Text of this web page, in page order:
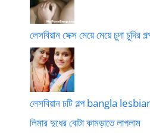
লেসবিয়ান সেক্স মেয়ে মেয়ে চুদা চুদির
লেসবিয়ান চটি গল্প bangla
লিমার দুধের বোটা কামড়াতে লাগলাম